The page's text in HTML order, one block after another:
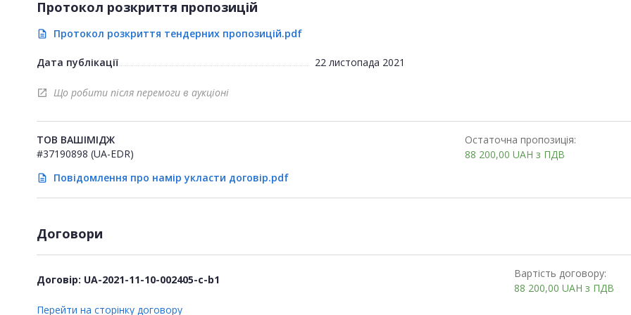
Протокол розкриття пропозицій
description Протокол розкриття тендерних пропозицій.pdf
Дата публікації 22 листопада 2021
open_in_new Що робити після перемоги в аукціоні
ТОВ ВАШІМІДЖ
#37190898 (UA-EDR)
description Повідомлення про намір укласти договір.pdf
Остаточна пропозиція:
88 200,00 UAH з ПДВ
Договори
Договір: UA-2021-11-10-002405-c-b1
Вартість договору:
88 200,00 UAH з ПДВ
Перейти на сторінку договору